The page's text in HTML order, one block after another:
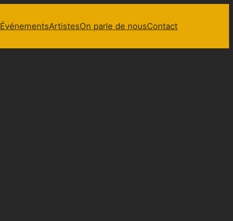
ÉvénementsArtistesOn parle de nousContact